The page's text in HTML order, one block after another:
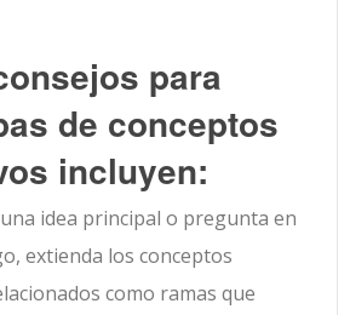
para
de conceptos
incluyen:
idea principal o pregunta en
extienda los conceptos
como ramas que